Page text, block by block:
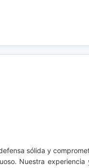
sólida y
Nuestra experiencia